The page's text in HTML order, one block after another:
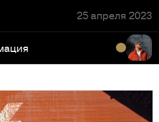
25 апреля 2023